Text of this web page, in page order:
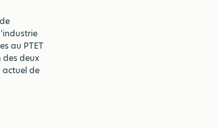
au PTET
deux
actuel de